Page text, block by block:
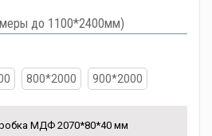
до 1100*2400мм)
800*2000 900*2000
МДФ 2070*80*40 мм